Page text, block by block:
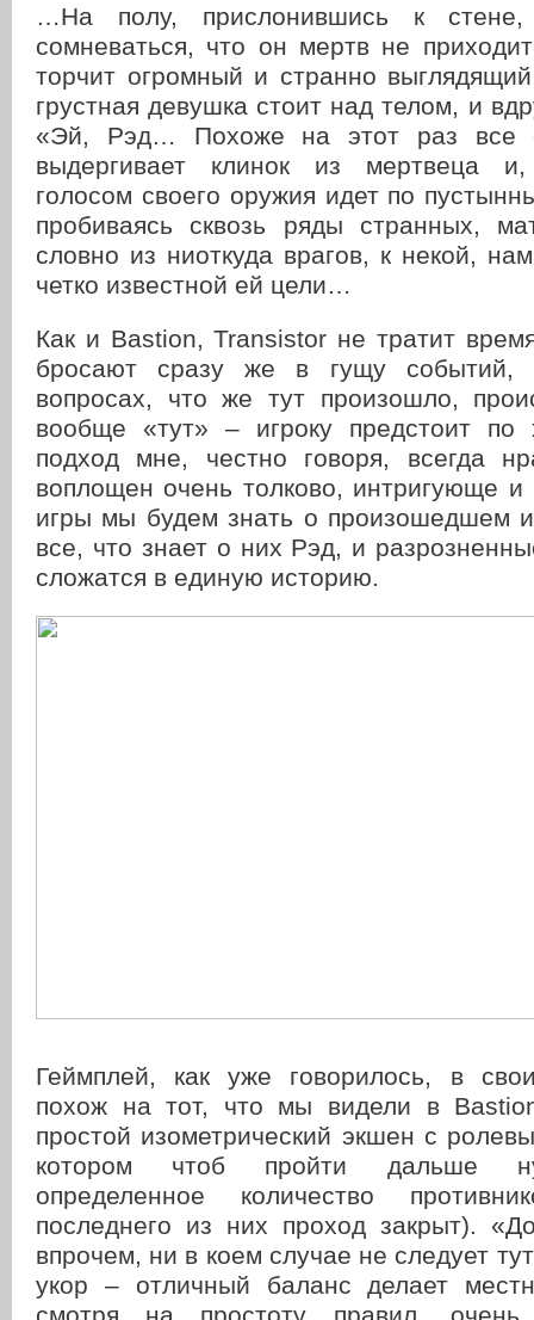
…На полу, прислонившись к
сомневаться, что он мертв не
торчит огромный и странно
грустная девушка стоит над телом, и
«Эй, Рэд… Похоже на этот раз все
выдергивает клинок из мертвеца и,
голосом своего оружия идет по
пробиваясь сквозь ряды странных,
словно из ниоткуда врагов, к некой,
четко известной ей цели…
Как и Bastion, Transistor не тратит
бросают сразу же в гущу событий,
вопросах, что же тут произошло,
вообще «тут» – игроку предстоит по
подход мне, честно говоря, всегда
воплощен очень толково, интригующе
игры мы будем знать о произошедшем
все, что знает о них Рэд, и
сложатся в единую историю.
Геймплей, как уже говорилось, в
похож на тот, что мы видели в
простой изометрический экшен с
котором чтоб пройти дальше
определенное количество
последнего из них проход закрыт).
впрочем, ни в коем случае не следует
укор – отличный баланс делает
смотря на простоту правил,